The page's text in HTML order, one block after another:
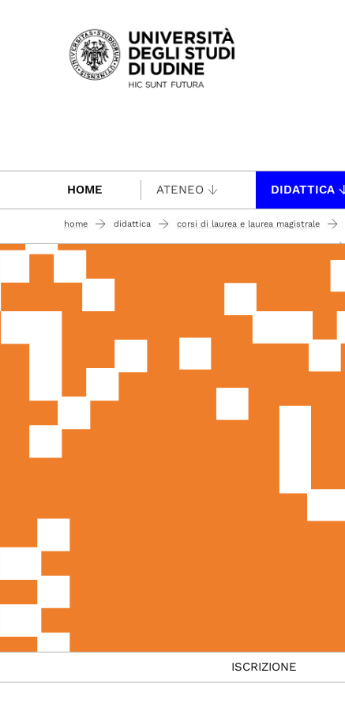
Passa al contenuto principale
HOME ATENEO DIDATTICA
home didattica corsi di laurea e laurea magistrale
scienze del patrimonio audiovisivo e dell'educazione ai media
ISCRIZIONE